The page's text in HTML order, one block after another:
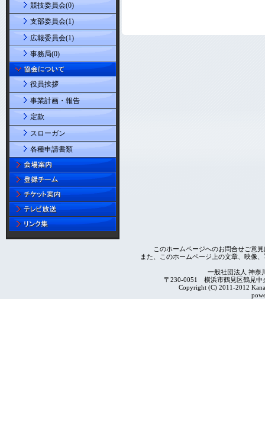
競技委員会(0)
支部委員会(1)
広報委員会(1)
事務局(0)
役員挨拶
事業計画・報告
定款
スローガン
各種申請書類
このホームページへのお問合せご意
また、このホームページ上の文章、映像
一般社団法人 神奈
〒230-0051 横浜市鶴見区鶴見
Copyright (C) 2011-2012